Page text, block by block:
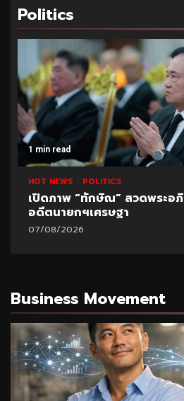
Politics
1 min read
HOT NEWS POLITICS
เปิดภาพ “ทักษิณ” สวดพระอ
อดีตนายกฯเศรษฐา
07/08/2026
Business Movement